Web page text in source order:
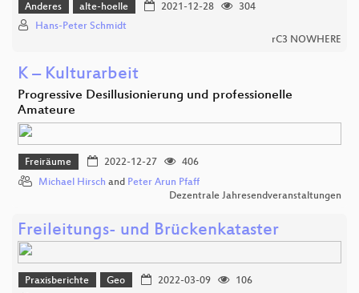
Anderes alte-hoelle 2021-12-28
304
Hans-Peter Schmidt
rC3 NOWHERE
K – Kulturarbeit
Progressive Desillusionierung und professionelle
Amateure
Freiräume 2022-12-27
406
Michael Hirsch and Peter Arun Pfaff
Dezentrale Jahresendveranstaltungen
Freileitungs- und Brückenkataster
Praxisberichte Geo 2022-03-09
106